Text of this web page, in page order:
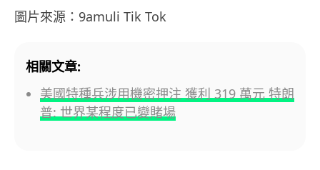
圖片來源：9amuli Tik Tok
相關文章:
美國特種兵涉用機密押注 獲利 319 萬元 特朗
普: 世界某程度已變賭場